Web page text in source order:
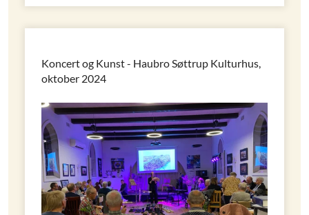
Koncert og Kunst - Haubro Søttrup Kulturhus,
oktober 2024